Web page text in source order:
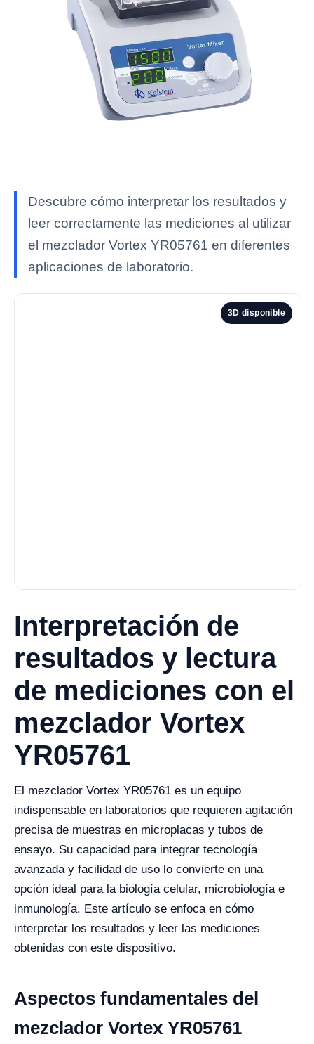
Descubre cómo interpretar los resultados y
leer correctamente las mediciones al utilizar
el mezclador Vortex YR05761 en diferentes
aplicaciones de laboratorio.
3D disponible
Interpretación de
resultados y lectura
de mediciones con el
mezclador Vortex
YR05761
El mezclador Vortex YR05761 es un equipo
indispensable en laboratorios que requieren agitación
precisa de muestras en microplacas y tubos de
ensayo. Su capacidad para integrar tecnología
avanzada y facilidad de uso lo convierte en una
opción ideal para la biología celular, microbiología e
inmunología. Este artículo se enfoca en cómo
interpretar los resultados y leer las mediciones
obtenidas con este dispositivo.
Aspectos fundamentales del
mezclador Vortex YR05761